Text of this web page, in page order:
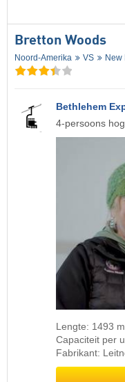
Bretton Woods
Noord-Amerika VS New
Bethlehem
4-persoons
Lengte: 1493 m
Capaciteit per
Fabrikant: